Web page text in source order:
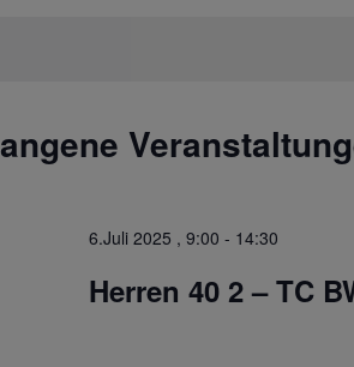
6.Juli 2025 , 9:00 - 14:30
Herren 40 2 – TC